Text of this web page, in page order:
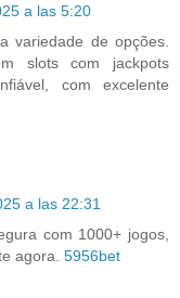
a las 5:20
variedade de opções.
slots com jackpots
com excelente
a las 22:31
com 1000+ jogos,
agora. 5956bet